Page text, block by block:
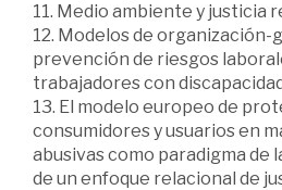
11. Medio ambiente y justicia
12. Modelos de organización-
prevención de riesgos
trabajadores con discapacidad
13. El modelo europeo de
consumidores y usuarios en
abusivas como paradigma de
de un enfoque relacional de